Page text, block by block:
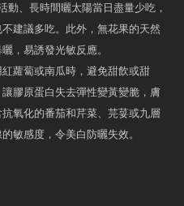
動、長時間曬太陽當日盡量少吃，
建議多吃。此外，無花果的天然
，易誘發光敏反應。
蘿蔔或南瓜時，避免甜飲或甜
膠原蛋白失去彈性變黃變脆，膚
氧化的番茄和芹菜、芫荽或九層
敏感度，令美白防曬失效。